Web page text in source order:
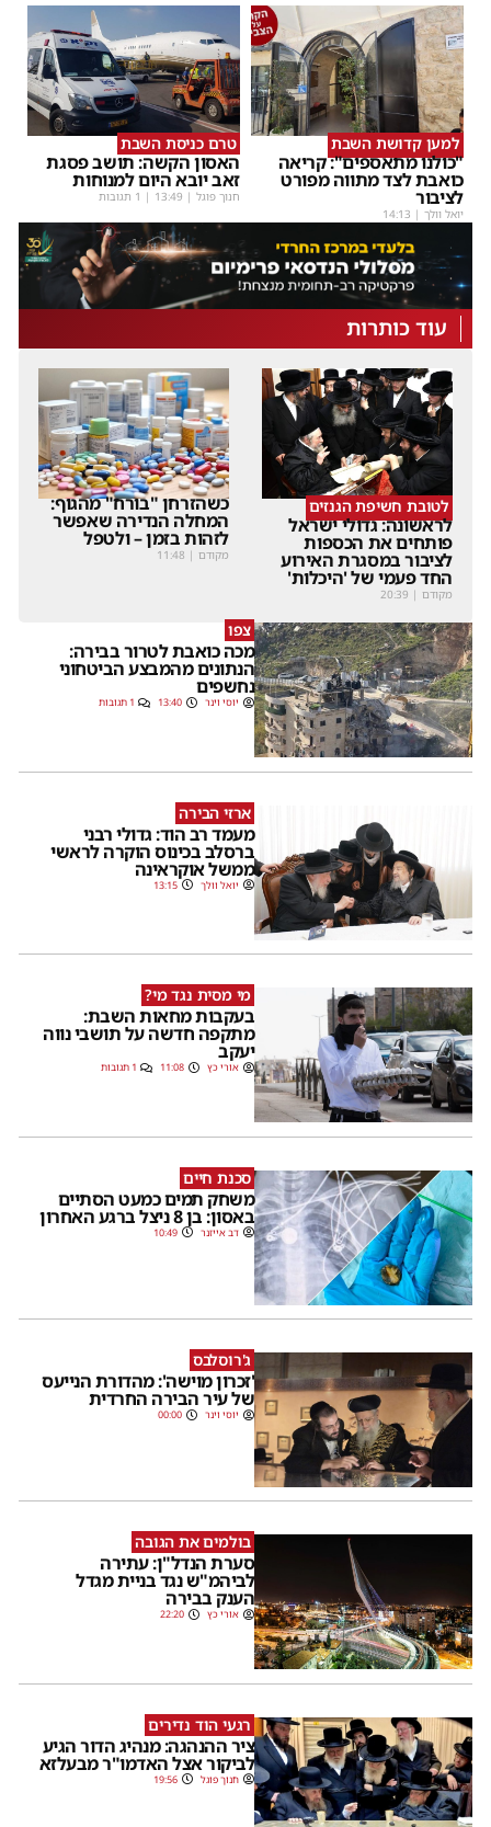
למען קדושת השבת
"כולנו מתאספים": קריאה
כואבת לצד מתווה מפורט
לציבור
יואל וולך |
14:13
טרם כניסת השבת
האסון הקשה: תושב פסגת
זאב יובא היום למנוחות
חנוך פוגל |
13:49 | 1 תגובות
עוד כותרות
לטובת חשיפת הגנזים
לראשונה: גדולי ישראל
פותחים את הכספות
לציבור במסגרת האירוע
החד פעמי של 'היכלות'
מקודם |
20:39
כשהזרחן "בורח" מהגוף:
המחלה הנדירה שאפשר
לזהות בזמן – ולטפל
מקודם |
11:48
צפו
מכה כואבת לטרור בבירה:
הנתונים מהמבצע הביטחוני
נחשפים
יוסי וינר 13:40 1 תגובות
ארזי הבירה
מעמד רב הוד: גדולי רבני
ברסלב בכינוס הוקרה לראשי
ממשל אוקראינה
יואל וולך 13:15
מי מסית נגד מי?
בעקבות מחאות השבת:
מתקפה חדשה על תושבי נווה
יעקב
אורי כץ 11:08 1 תגובות
סכנת חיים
משחק תמים כמעט הסתיים
באסון: בן 8 ניצל ברגע האחרון
דב אייזנר 10:49
ג'רוסלבס
'זכרון מוישה': מהדורת הנייעס
של עיר הבירה החרדית
יוסי וינר 00:00
בולמים את הגובה
סערת הנדל"ן: עתירה
לביהמ"ש נגד בניית מגדל
הענק בבירה
אורי כץ 22:20
רגעי הוד נדירים
ציר ההנהגה: מנהיג הדור הגיע
לביקור אצל האדמו"ר מבעלזא
חנוך פוגל 19:56